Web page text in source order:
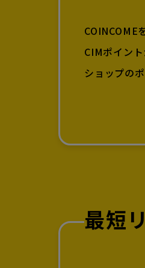
COINCOME
CIMポイント
ショップの
最短